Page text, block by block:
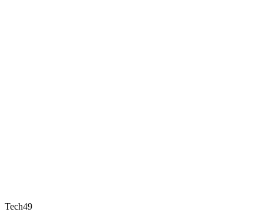
Tech49